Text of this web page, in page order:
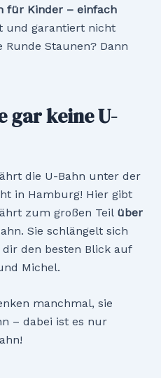
für Kinder – einfach
und garantiert nicht
Staunen? Dann
gar keine U-
die U-Bahn unter der
in Hamburg! Hier gibt
zum großen Teil über
Sie schlängelt sich
den besten Blick auf
Michel.
manchmal, sie
– dabei ist es nur